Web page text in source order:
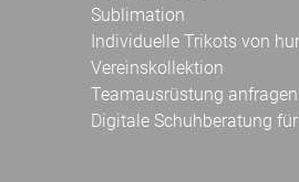
Sublimation
Individuelle Trikots von
Vereinskollektion
Teamausrüstung anfragen
Digitale Schuhberatung